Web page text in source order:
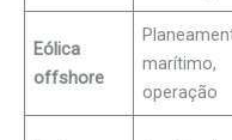
Eólica
offshore
marítimo,
operação